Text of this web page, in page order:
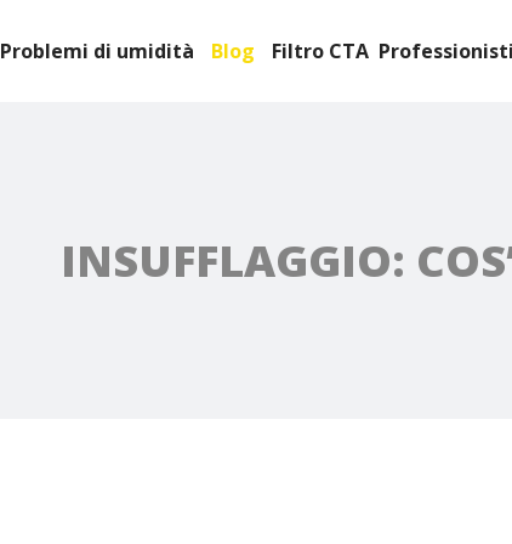
Problemi di umidità Blog Filtro CTA Professionisti
INSUFFLAGGIO: